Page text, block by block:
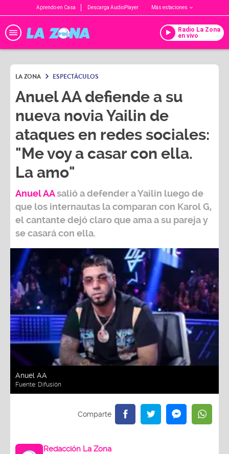
Aprendo en Casa Descarga AudioPlayer Más estaciones
Radio La Zona
en vivo
LA ZONA ESPECTÁCULOS
Anuel AA defiende a su
nueva novia Yailin de
ataques en redes sociales:
"Me voy a casar con ella.
La amo"
Anuel AAsalió a defender a Yailin luego de
que los internautas la comparan con Karol G,
el cantante dejó claro que ama a su pareja y
se casará con ella.
Anuel AA
Fuente: Difusión
Redacción La Zona